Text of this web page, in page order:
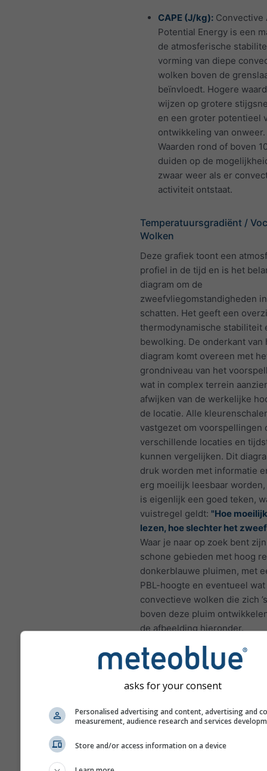
CAPE (J/kg): Convective
Potential Energy is een
de atmosferische
vorming van diepe
wolken boven de
beïnvloedt. Hogere
wijzen op grotere
en een groter potentieel
ontwikkeling van onweer.
Waarden rond of boven
duiden op de
zwaar weer als er
activiteit ontstaat.
Temperatuursgradiënt /
Wolken
Deze grafiek toont een
profiel in de tijd en is het
diagram om de
zweefvliegomstandigheden
schatten. Het geeft een
thermodynamische stabiliteit
bewolking. De onderkant van
diagram komt overeen met
grondniveau van het
wat in complex terrein
afwijken van de werkelijke
de locatie. Alle
vastgezet om voorspellingen
verschillende locaties en
kunnen vergelijken. Dit
druk worden met informatie
erg moeilijk leesbaar worden,
is eigenlijk een goed teken,
vuistregel geldt: "Hoe
lezen, hoe slechter het
Waar je naar op zoek bent
schone gebieden met hoog
donkerblauwe pluimen, met
PBL-hoogte en eventueel
convectieve wolken die zich
boven deze pluim
de afbeelding hieronder.
Dit is een voorbeeld van
asks for your consent
Personalised advertising and content, advertising and
measurement, audience research and services
Store and/or access information on a device